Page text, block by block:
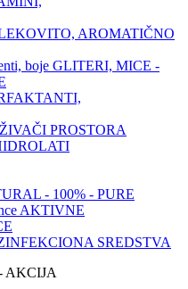
AROMATIČNO
GLITERI, MICE -
PROSTORA
- 100% - PURE
AKTIVNE
SREDSTVA
AKCIJA